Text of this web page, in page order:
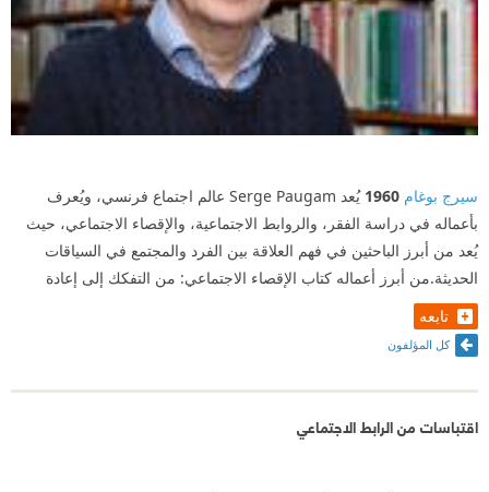
سيرج بوغام 1960
يُعد Serge Paugam عالم اجتماع فرنسي، ويُعرف
بأعماله في دراسة الفقر، والروابط الاجتماعية، والإقصاء الاجتماعي، حيث
يُعد من أبرز الباحثين في فهم العلاقة بين الفرد والمجتمع في السياقات
الحديثة.من أبرز أعماله كتاب الإقصاء الاجتماعي: من التفكك إلى إعادة
تابعه
كل المؤلفون
اقتباسات من الرابط الاجتماعي